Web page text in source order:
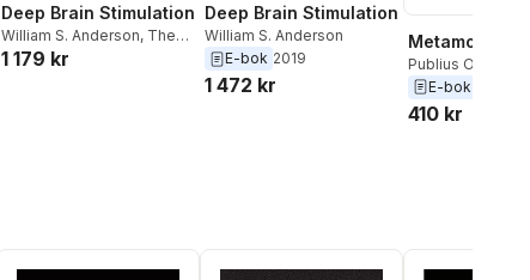
Deep Brain Stimulation
William S. Anderson, The
Society for Innovative
1 179 kr
Deep Brain Stimulation
William S. Anderson
E-bok 2019
1 472 kr
Publius Ovidius
William S.
E-bok
410 kr